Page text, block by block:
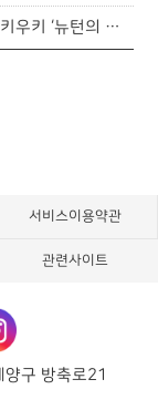
밀노트’ 전시회 개최
서비스이용약관
관련사이트
구 방축로21